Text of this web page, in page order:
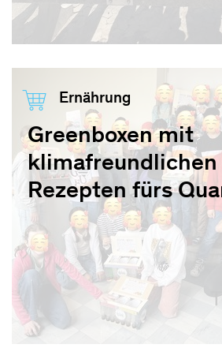
Ernährung
Greenboxen mit
klimafreundlichen
Rezepten fürs